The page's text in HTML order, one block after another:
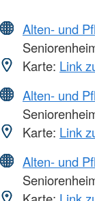
Alten- und
Karte: Link
Alten- und
Karte: Link
Alten- und